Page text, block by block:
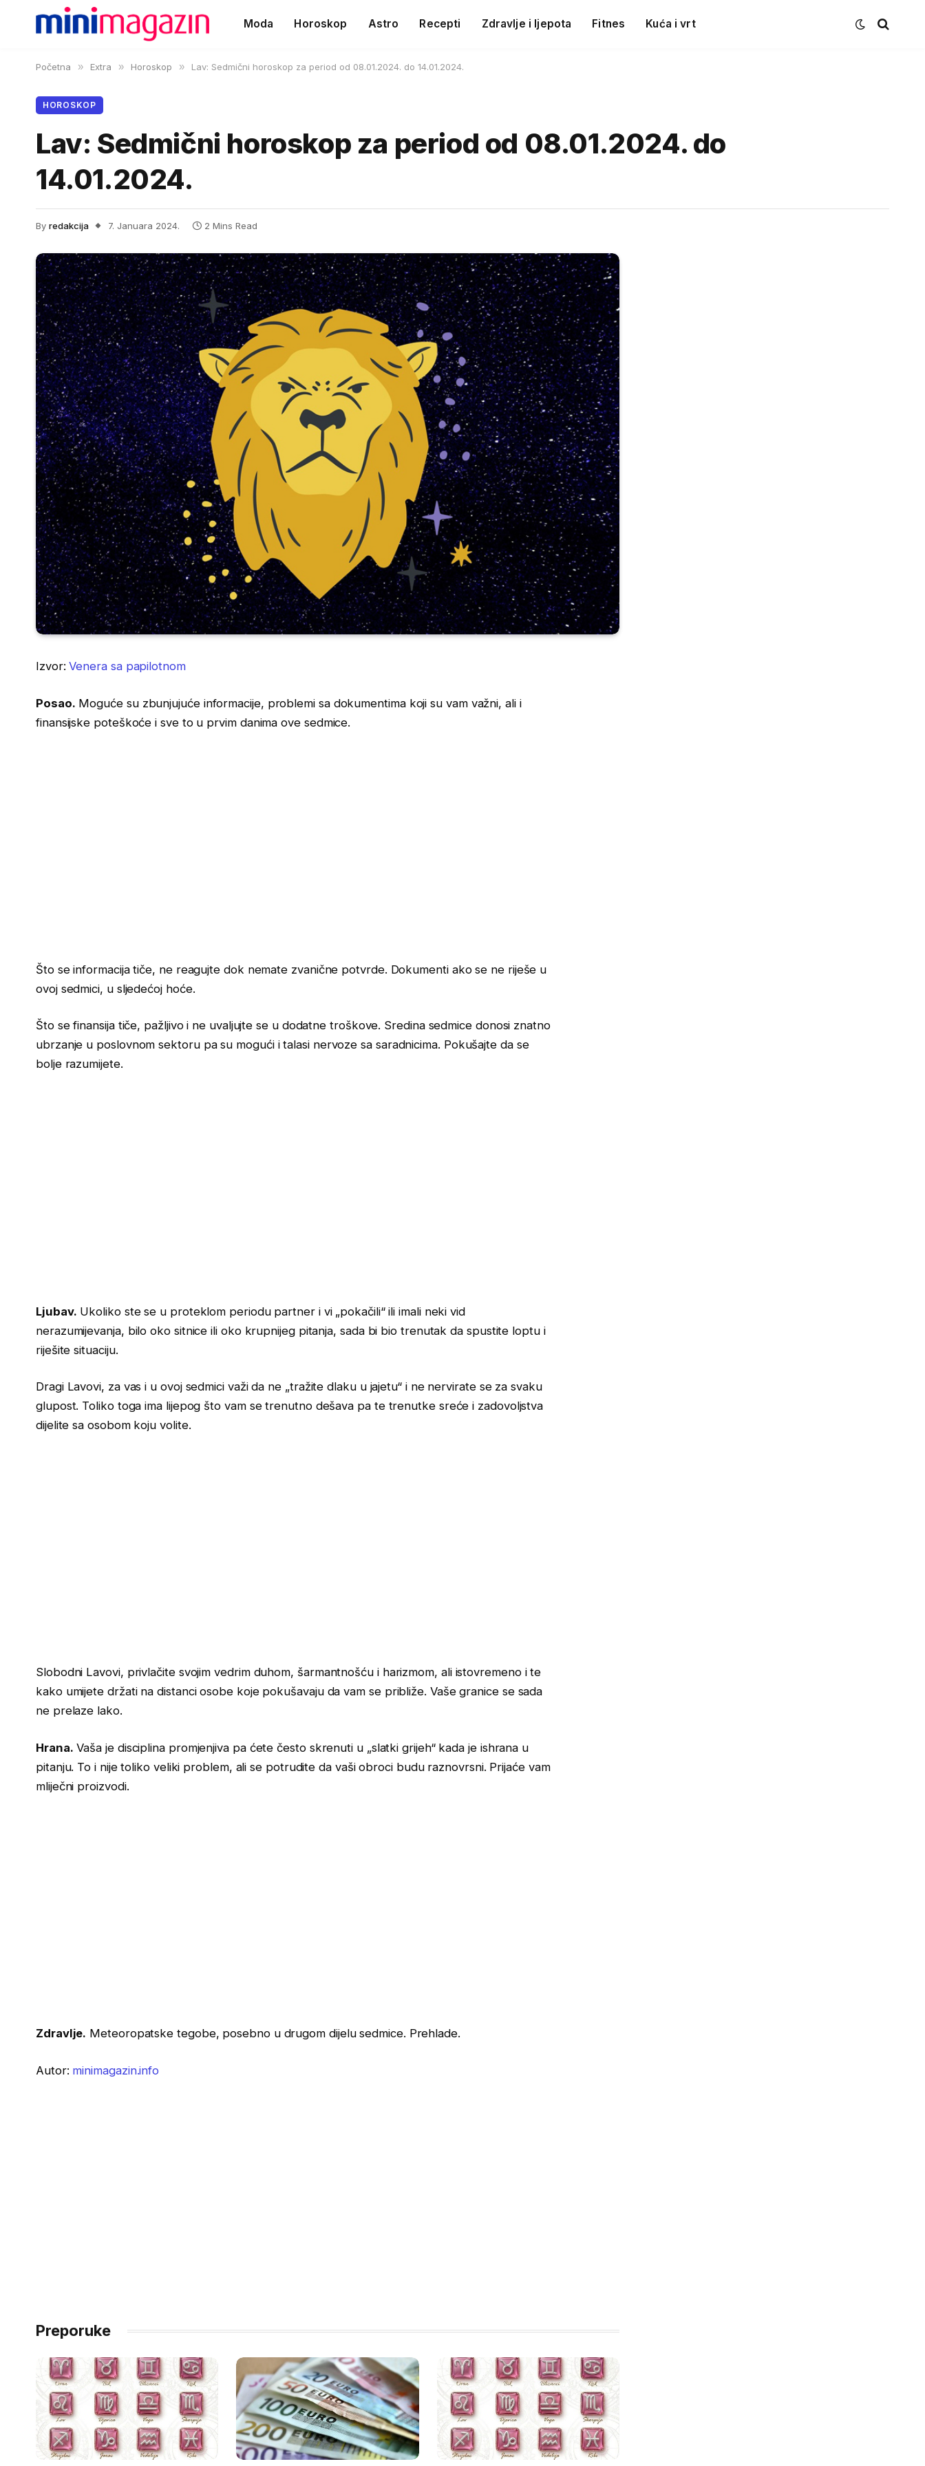
Moda Horoskop Astro Recepti Zdravlje i ljepota Fitnes Kuća i vrt
Početna » Extra » Horoskop » Lav: Sedmični horoskop za period od 08.01.2024. do 14.01.2024.
HOROSKOP
Lav: Sedmični horoskop za period od 08.01.2024. do
14.01.2024.
By redakcija 7. Januara 2024. 2 Mins Read
Izvor:Venera sa papilotnom
Posao. Moguće su zbunjujuće informacije, problemi sa dokumentima koji su vam važni, ali i
finansijske poteškoće i sve to u prvim danima ove sedmice.
Što se informacija tiče, ne reagujte dok nemate zvanične potvrde. Dokumenti ako se ne riješe u
ovoj sedmici, u sljedećoj hoće.
Što se finansija tiče, pažljivo i ne uvaljujte se u dodatne troškove. Sredina sedmice donosi znatno
ubrzanje u poslovnom sektoru pa su mogući i talasi nervoze sa saradnicima. Pokušajte da se
bolje razumijete.
Ljubav. Ukoliko ste se u proteklom periodu partner i vi „pokačili“ ili imali neki vid
nerazumijevanja, bilo oko sitnice ili oko krupnijeg pitanja, sada bi bio trenutak da spustite loptu i
riješite situaciju.
Dragi Lavovi, za vas i u ovoj sedmici važi da ne „tražite dlaku u jajetu“ i ne nervirate se za svaku
glupost. Toliko toga ima lijepog što vam se trenutno dešava pa te trenutke sreće i zadovoljstva
dijelite sa osobom koju volite.
Slobodni Lavovi, privlačite svojim vedrim duhom, šarmantnošću i harizmom, ali istovremeno i te
kako umijete držati na distanci osobe koje pokušavaju da vam se približe. Vaše granice se sada
ne prelaze lako.
Hrana. Vaša je disciplina promjenjiva pa ćete često skrenuti u „slatki grijeh“ kada je ishrana u
pitanju. To i nije toliko veliki problem, ali se potrudite da vaši obroci budu raznovrsni. Prijaće vam
mliječni proizvodi.
Zdravlje. Meteoropatske tegobe, posebno u drugom dijelu sedmice. Prehlade.
Autor: minimagazin.info
Preporuke